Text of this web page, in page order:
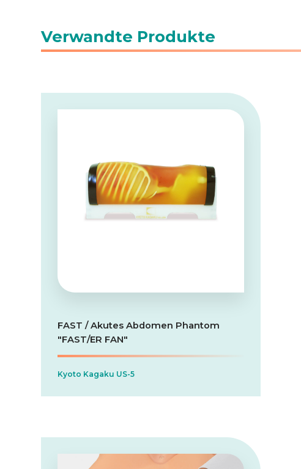
Verwandte Produkte
FAST / Akutes Abdomen Phantom
"FAST/ER FAN"
Kyoto Kagaku US-5